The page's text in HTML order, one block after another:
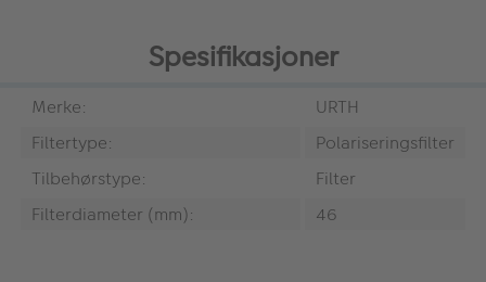
Spesifikasjoner
Merke:
URTH
Filtertype:
Polariseringsfilter
Tilbehørstype:
Filter
Filterdiameter (mm):
46